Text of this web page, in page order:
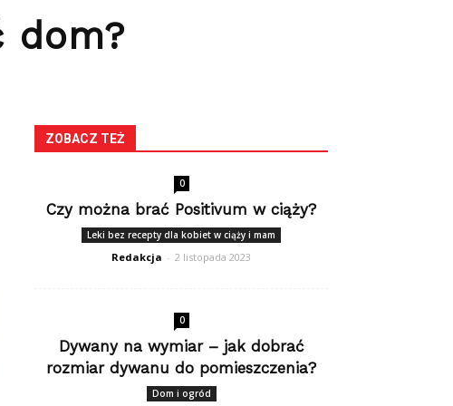
dom?
ZOBACZ TEŻ
0
Czy można brać Positivum w ciąży?
Leki bez recepty dla kobiet w ciąży i mam
Redakcja - 2 listopada 2023
0
Dywany na wymiar – jak dobrać
rozmiar dywanu do pomieszczenia?
Dom i ogród